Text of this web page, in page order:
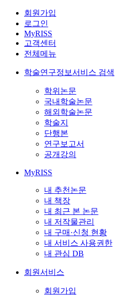
회원가입
로그인
MyRISS
고객센터
전체메뉴
학술연구정보서비스 검색
학위논문
국내학술논문
해외학술논문
학술지
단행본
연구보고서
공개강의
MyRISS
내 추천논문
내 책장
내 최근 본 논문
내 저작물관리
내 구매·신청 현황
내 서비스 사용권한
내 관심 DB
회원서비스
회원가입